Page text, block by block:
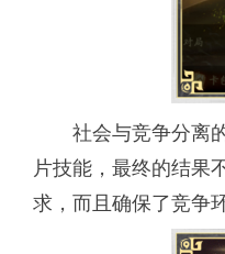
社会与竞争分离
片技能，最终的结果
求，而且确保了竞争